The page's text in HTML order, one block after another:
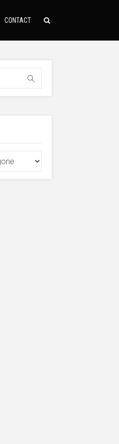
CONTACT